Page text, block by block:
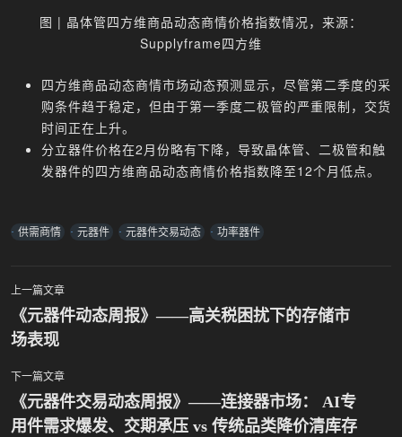
图 | 晶体管四方维商品动态商情价格指数情况，来源：
Supplyframe四方维
四方维商品动态商情市场动态预测显示，尽管第二季度的采
购条件趋于稳定，但由于第一季度二极管的严重限制，交货
时间正在上升。
分立器件价格在2月份略有下降，导致晶体管、二极管和触
发器件的四方维商品动态商情价格指数降至12个月低点。
供需商情 元器件 元器件交易动态 功率器件
文
章
导
航
下一篇文章
《元器件交易动态周报》——连接器市场： AI专
用件需求爆发、交期承压 vs 传统品类降价清库存
上一篇文章
《元器件动态周报》——高关税困扰下的存储市
场表现